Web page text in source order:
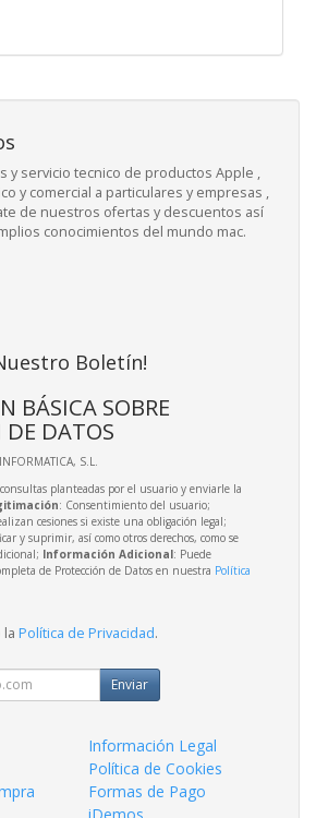
y servicio tecnico de productos Apple ,
y comercial a particulares y empresas ,
de nuestros ofertas y descuentos así
conocimientos del mundo mac.
Boletín!
BÁSICA SOBRE
DE DATOS
S.L.
planteadas por el usuario y enviarle la
: Consentimiento del usuario;
cesiones si existe una obligación legal;
y suprimir, así como otros derechos, como se
Información Adicional: Puede
de Protección de Datos en nuestra Política
la Política de Privacidad.
Enviar
Información Legal
Política de Cookies
Formas de Pago
iDemos